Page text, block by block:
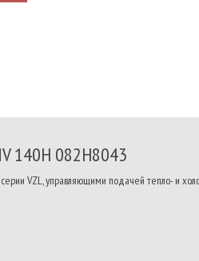
140H 082H8043
VZL, управляющими подачей тепло- и